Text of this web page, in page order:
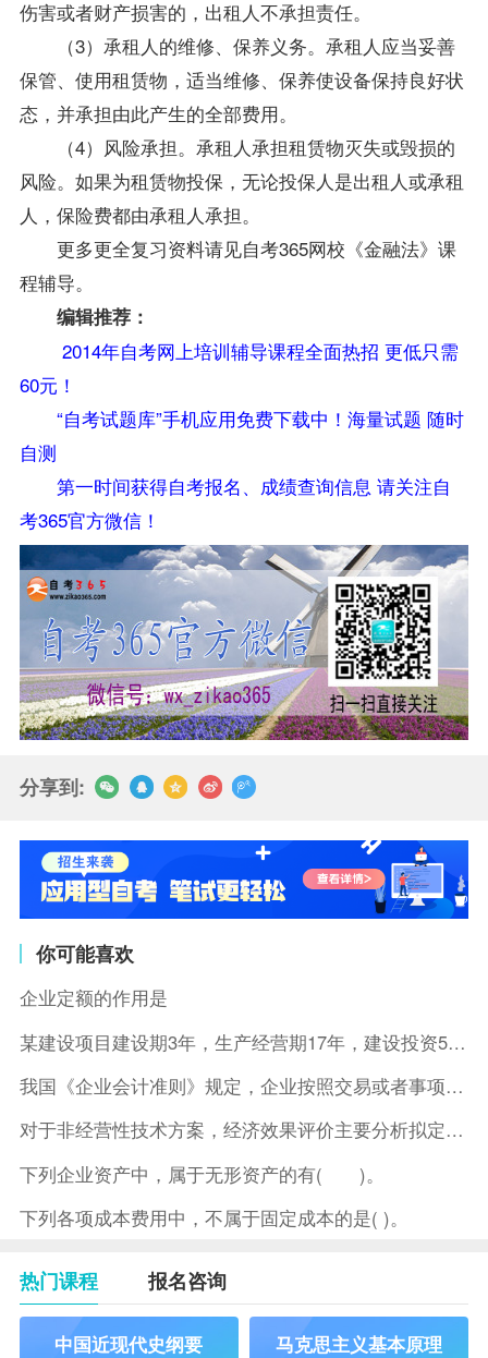
伤害或者财产损害的，出租人不承担责任。
（3）承租人的维修、保养义务。承租人应当妥善
保管、使用租赁物，适当维修、保养使设备保持良好状
态，并承担由此产生的全部费用。
（4）风险承担。承租人承担租赁物灭失或毁损的
风险。如果为租赁物投保，无论投保人是出租人或承租
人，保险费都由承租人承担。
更多更全复习资料请见自考365网校 《金融法》 课
程辅导。
编辑推荐：
2014年自考网上培训辅导课程全面热招 更低只需
60元！
“自考试题库”手机应用免费下载中！海量试题 随时
自测
第一时间获得自考报名、成绩查询信息 请关注自
考365官方微信！
分享到:
你可能喜欢
企业定额的作用是
某建设项目建设期3年，生产经营期17年，建设投资5500万元
我国《企业会计准则》规定，企业按照交易或者事项的经济特征确定
对于非经营性技术方案，经济效果评价主要分析拟定方案的( )。
下列企业资产中，属于无形资产的有( )。
下列各项成本费用中，不属于固定成本的是( )。
热门课程 报名咨询
中国近现代史纲要 马克思主义基本原理